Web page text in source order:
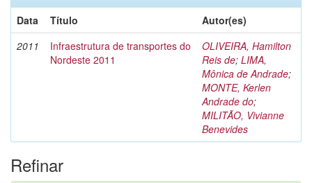
Data
Título
Autor(es)
2011
Infraestrutura de transportes do
Nordeste 2011
OLIVEIRA, Hamilton
Reis de; LIMA,
Mônica de Andrade;
MONTE, Kerlen
Andrade do;
MILITÃO, Vivianne
Benevides
Refinar